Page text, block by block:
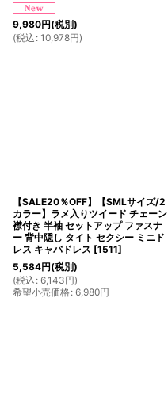
9,980円(税別)
(税込 : 10,978円)
【SALE20％OFF】【SMLサイズ/2
カラー】ラメ入りツイード チェーン
襟付き 半袖 セットアップ ファスナ
ー 背中隠し タイト セクシー ミニド
レス キャバドレス [1511]
5,584円(税別)
(税込 : 6,143円)
希望小売価格: 6,980円